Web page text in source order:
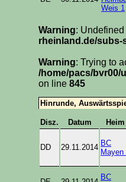
Weis 1
Warning:
rheinland.de/
Warning: Trying to
/home/pacs/bvr00/
on line 845
Hinrunde,
Disz. Datum Heim
DD 29.11.2014 BC
Mayen
BC